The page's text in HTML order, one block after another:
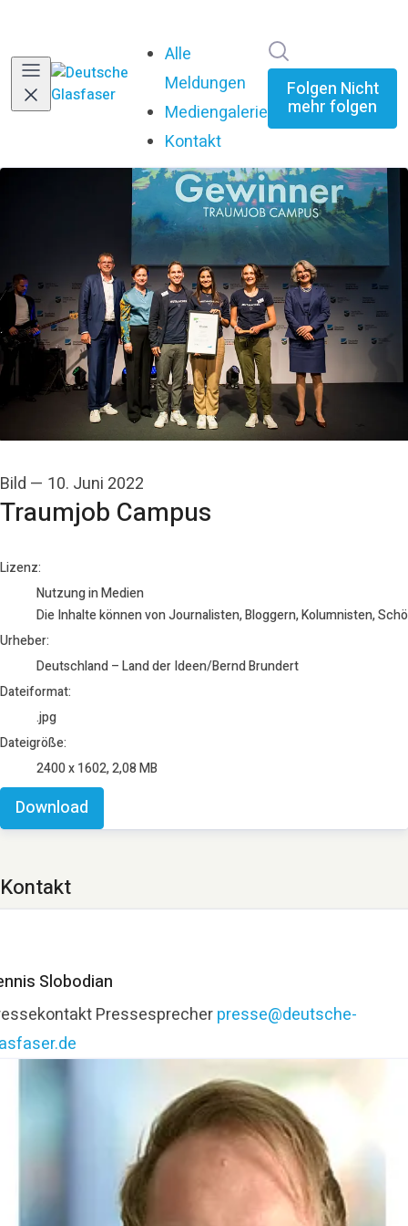
Alle
Meldungen
Mediengalerie
Kontakt
Folgen Nicht
mehr folgen
Bild — 10. Juni 2022
Traumjob Campus
Deutschland – Land der Ideen/Bernd Brundert
Lizenz:
Nutzung in Medien
Die Inhalte können von Journalisten, Bloggern, Kolumnisten,
Urheber:
Deutschland – Land der Ideen/Bernd Brundert
Dateiformat:
.jpg
Dateigröße:
2400 x 1602, 2,08 MB
Download
Kontakt
Slobodian
Pressesprecherpresse@deutsche-